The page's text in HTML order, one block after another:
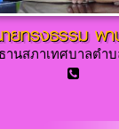
ยทรงธรรม พ
านสภาเทศบาลตำ